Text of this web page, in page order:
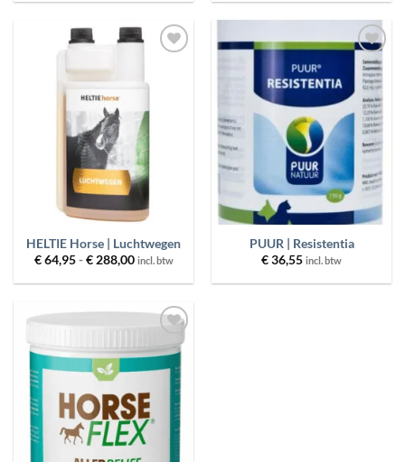
HELTIE Horse | Luchtwegen
€64,95 - €288,00Prijsklasse:
tot
incl. btw
Toevoegen
aan
wenslijst
PUUR | Resistentia
€36,55 incl. btw
Toevoegen
aan
wenslijst